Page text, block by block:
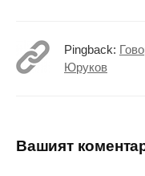
Pingback:
Юруков
Вашият